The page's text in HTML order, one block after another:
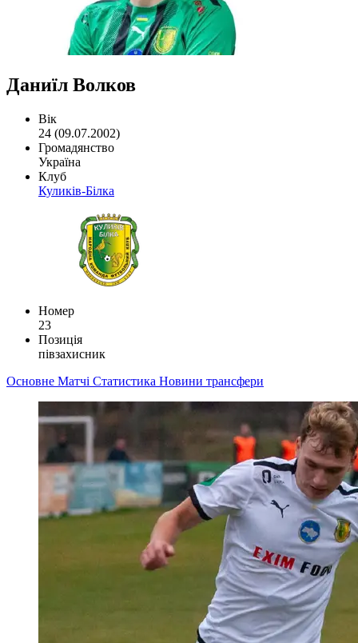
Даниїл Волков
Вік
24 (09.07.2002)
Громадянство
Україна
Клуб
Куликів-Білка
Номер
23
Позиція
півзахисник
Основне Матчі Статистика Новини трансфери